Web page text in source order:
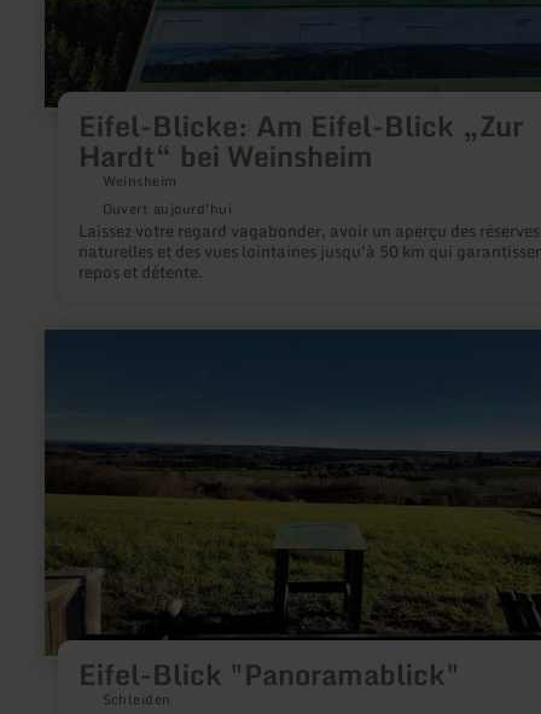
Eifel-Blicke: Am Eifel-Blick „Zur
Hardt“ bei Weinsheim
Weinsheim
Ouvert aujourd'hui
Laissez votre regard vagabonder, avoir un aperçu des réserves
naturelles et des vues lointaines jusqu'à 50 km qui
repos et détente.
Eifel-Blick "Panoramablick"
Schleiden
Blick
"Panoramablick"